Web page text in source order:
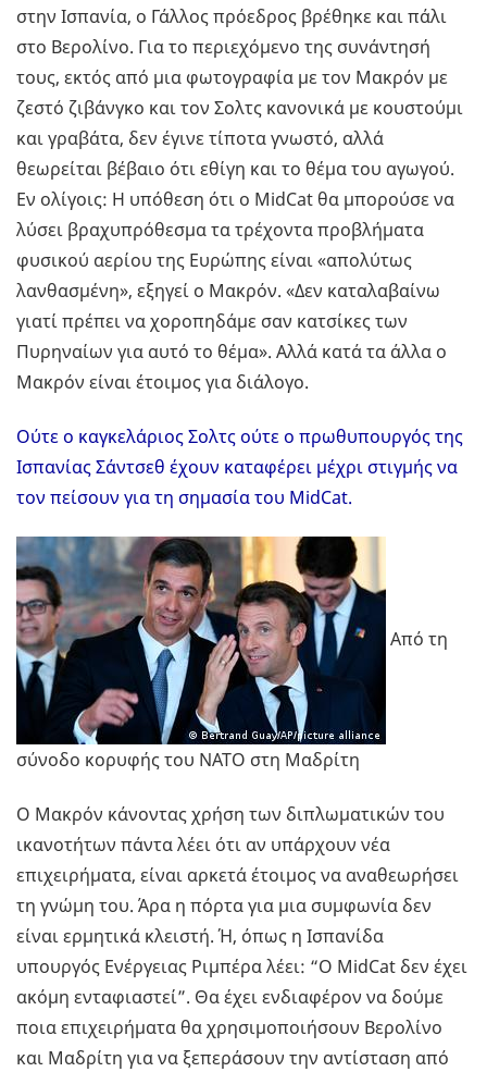
στην Ισπανία, ο Γάλλος πρόεδρος βρέθηκε και πάλι
στο Βερολίνο. Για το περιεχόμενο της συνάντησή
τους, εκτός από μια φωτογραφία με τον Μακρόν με
ζεστό ζιβάνγκο και τον Σολτς κανονικά με κουστούμι
και γραβάτα, δεν έγινε τίποτα γνωστό, αλλά
θεωρείται βέβαιο ότι εθίγη και το θέμα του αγωγού.
Εν ολίγοις: Η υπόθεση ότι ο MidCat θα μπορούσε να
λύσει βραχυπρόθεσμα τα τρέχοντα προβλήματα
φυσικού αερίου της Ευρώπης είναι «απολύτως
λανθασμένη», εξηγεί ο Μακρόν. «Δεν καταλαβαίνω
γιατί πρέπει να χοροπηδάμε σαν κατσίκες των
Πυρηναίων για αυτό το θέμα». Αλλά κατά τα άλλα ο
Μακρόν είναι έτοιμος για διάλογο.
Ούτε ο καγκελάριος Σολτς ούτε ο πρωθυπουργός της
Ισπανίας Σάντσεθ έχουν καταφέρει μέχρι στιγμής να
τον πείσουν για τη σημασία του MidCat.
Από τη
σύνοδο κορυφής του ΝΑΤΟ στη Μαδρίτη
Ο Μακρόν κάνοντας χρήση των διπλωματικών του
ικανοτήτων πάντα λέει ότι αν υπάρχουν νέα
επιχειρήματα, είναι αρκετά έτοιμος να αναθεωρήσει
τη γνώμη του. Άρα η πόρτα για μια συμφωνία δεν
είναι ερμητικά κλειστή. Ή, όπως η Ισπανίδα
υπουργός Ενέργειας Ριμπέρα λέει: “Ο MidCat δεν έχει
ακόμη ενταφιαστεί”. Θα έχει ενδιαφέρον να δούμε
ποια επιχειρήματα θα χρησιμοποιήσουν Βερολίνο
και Μαδρίτη για να ξεπεράσουν την αντίσταση από